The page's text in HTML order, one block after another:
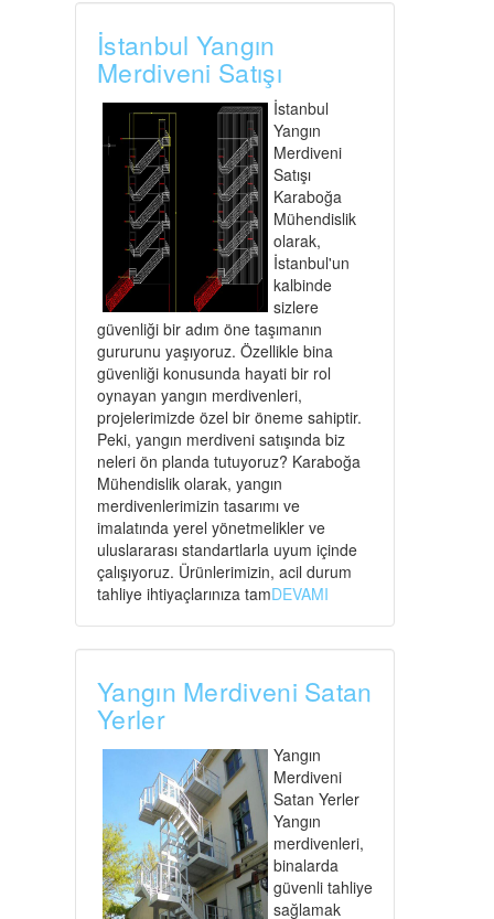
İstanbul Yangın
Merdiveni Satışı
İstanbul
Yangın
Merdiveni
Satışı
Karaboğa
Mühendislik
olarak,
İstanbul'un
kalbinde
sizlere
güvenliği bir adım öne taşımanın
gururunu yaşıyoruz. Özellikle bina
güvenliği konusunda hayati bir rol
oynayan yangın merdivenleri,
projelerimizde özel bir öneme sahiptir.
Peki, yangın merdiveni satışında biz
neleri ön planda tutuyoruz? Karaboğa
Mühendislik olarak, yangın
merdivenlerimizin tasarımı ve
imalatında yerel yönetmelikler ve
uluslararası standartlarla uyum içinde
çalışıyoruz. Ürünlerimizin, acil durum
tahliye ihtiyaçlarınıza tamDEVAMI
Yangın Merdiveni Satan
Yerler
Yangın
Merdiveni
Satan Yerler
Yangın
merdivenleri,
binalarda
güvenli tahliye
sağlamak